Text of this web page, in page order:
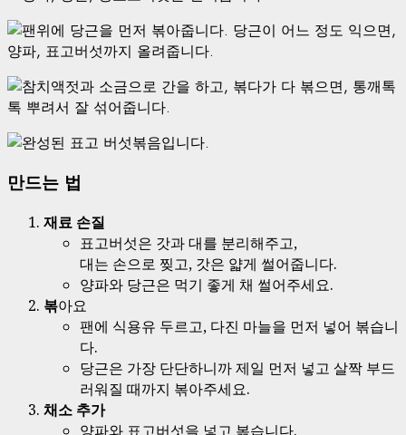
만드는 법
재료 손질
표고버섯은 갓과 대를 분리해주고,
대는 손으로 찢고, 갓은 얇게 썰어줍니다.
양파와 당근은 먹기 좋게 채 썰어주세요.
볶아요
팬에 식용유 두르고, 다진 마늘을 먼저 넣어 볶습니
다.
당근은 가장 단단하니까 제일 먼저 넣고 살짝 부드
러워질 때까지 볶아주세요.
채소 추가
양파와 표고버섯을 넣고 볶습니다.